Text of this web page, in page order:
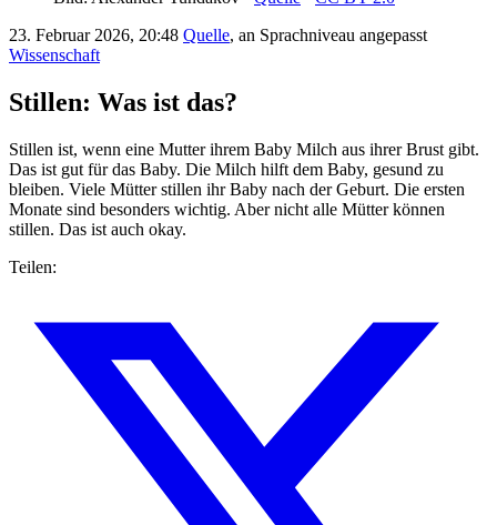
23. Februar 2026, 20:48 Quelle, an Sprachniveau angepasst
Wissenschaft
Stillen: Was ist das?
Stillen ist, wenn eine Mutter ihrem Baby Milch aus ihrer Brust gibt.
Das ist gut für das Baby. Die Milch hilft dem Baby, gesund zu
bleiben. Viele Mütter stillen ihr Baby nach der Geburt. Die ersten
Monate sind besonders wichtig. Aber nicht alle Mütter können
stillen. Das ist auch okay.
Teilen: